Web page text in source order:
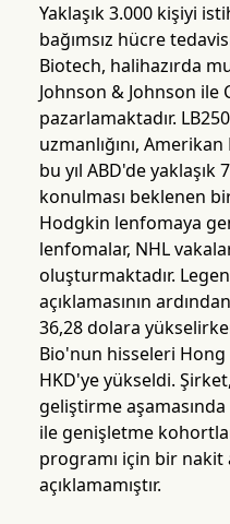
Yaklaşık 3.000 kişiyi
bağımsız hücre
Biotech, halihazırda
Johnson & Johnson ile
pazarlamaktadır.
uzmanlığını,
bu yıl ABD'de yaklaşık
konulması beklenen
Hodgkin lenfomaya
lenfomalar, NHL
oluşturmaktadır.
açıklamasının
36,28 dolara
Bio'nun hisseleri Hong
HKD'ye yükseldi.
geliştirme
ile genişletme
programı için bir nakit
açıklamamıştır.